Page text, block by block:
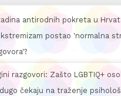
antirodnih pokreta u
postao 'normalna
razgovori: Zašto LGBTIQ+
čekaju na traženje